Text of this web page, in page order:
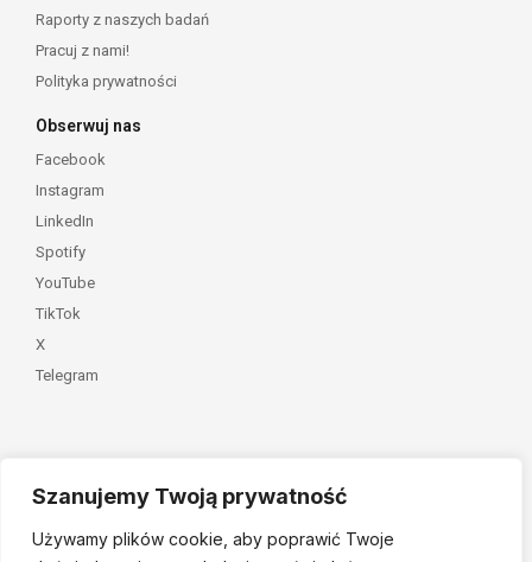
Szanujemy Twoją prywatność
Używamy plików cookie, aby poprawić Twoje
Raporty z naszych badań
Pracuj z nami!
Polityka prywatności
Obserwuj nas
Facebook
Instagram
LinkedIn
Spotify
YouTube
TikTok
X
Telegram
Należymy do